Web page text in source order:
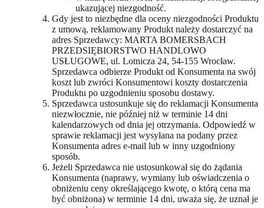
ukazującej niezgodność.
Gdy jest to niezbędne dla oceny niezgodności Produktu
z umową, reklamowany Produkt należy dostarczyć na
adres Sprzedawcy: MARTA BOMERSBACH
PRZEDSIĘBIORSTWO HANDLOWO
USŁUGOWE, ul. Lotnicza 24, 54-155 Wrocław.
Sprzedawca odbierze Produkt od Konsumenta na swój
koszt lub zwróci Konsumentowi koszty dostarczenia
Produktu po uzgodnieniu sposobu dostawy.
Sprzedawca ustosunkuje się do reklamacji Konsumenta
niezwłocznie, nie później niż w terminie 14 dni
kalendarzowych od dnia jej otrzymania. Odpowiedź w
sprawie reklamacji jest wysyłana na podany przez
Konsumenta adres e-mail lub w inny uzgodniony
sposób.
Jeżeli Sprzedawca nie ustosunkował się do żądania
Konsumenta (naprawy, wymiany lub oświadczenia o
obniżeniu ceny określającego kwotę, o którą cena ma
być obniżona) w terminie 14 dni, uważa się, że uznał je